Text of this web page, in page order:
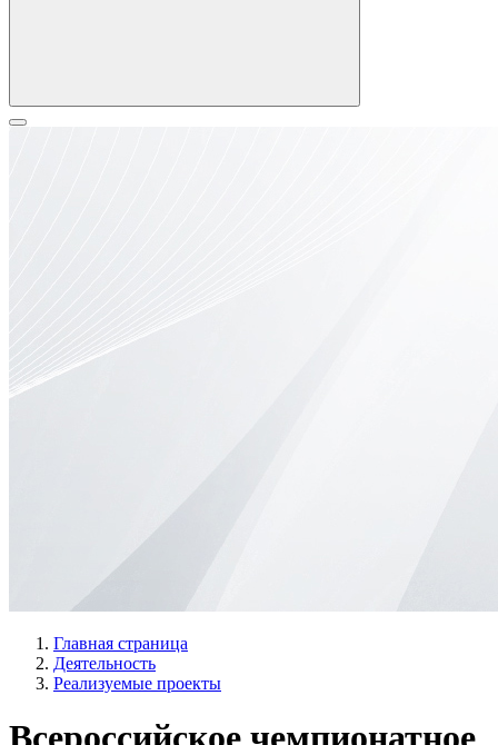
Главная страница
Деятельность
Реализуемые проекты